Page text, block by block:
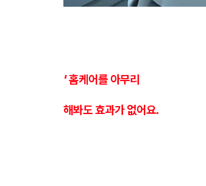
' 홈케어를 아무리
해봐도 효과가 없어요.